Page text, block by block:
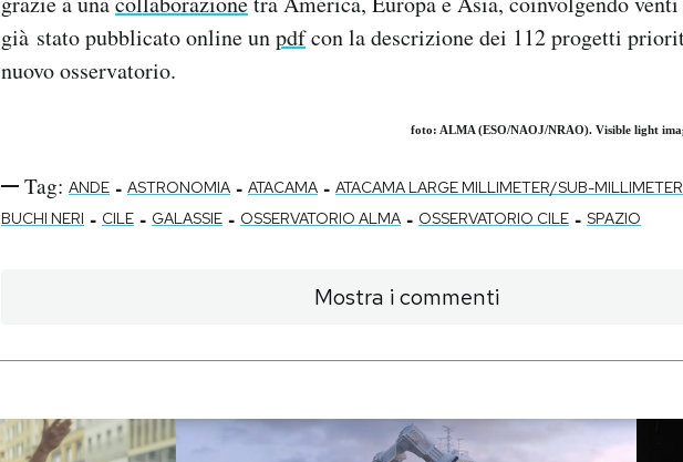
già stato pubblicato online unpdfcon la descrizione dei 112 progetti
nuovo osservatorio.
foto: ALMA (ESO/NAOJ/NRAO). Visible light
Tag: ANDE - ASTRONOMIA - ATACAMA - ATACAMA LARGE MILLIMETER/SUB-
BUCHI NERI - CILE - GALASSIE - OSSERVATORIO ALMA - OSSERVATORIO CILE - SPAZIO
Mostra i commenti